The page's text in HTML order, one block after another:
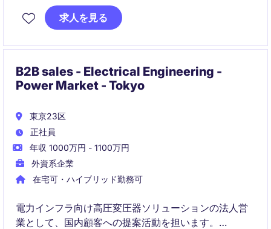
求人を見る
B2B sales - Electrical Engineering -
Power Market - Tokyo
東京23区
正社員
年収 1000万円 - 1100万円
外資系企業
在宅可・ハイブリッド勤務可
電力インフラ向け高圧変圧器ソリューションの法人営
業として、国内顧客への提案活動を担います。